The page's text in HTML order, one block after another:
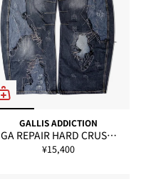
GALLIS ADDICTION
GA REPAIR HARD CRUS…
¥15,400